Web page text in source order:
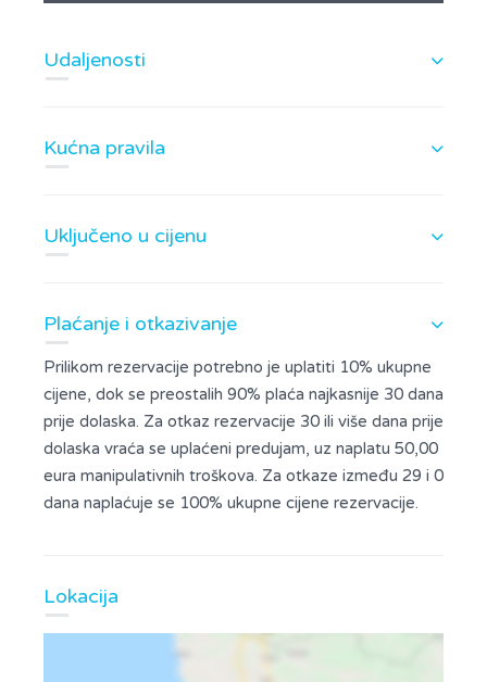
Udaljenosti
Kućna pravila
Uključeno u cijenu
Plaćanje i otkazivanje
Prilikom rezervacije potrebno je uplatiti 10% ukupne
cijene, dok se preostalih 90% plaća najkasnije 30 dana
prije dolaska. Za otkaz rezervacije 30 ili više dana prije
dolaska vraća se uplaćeni predujam, uz naplatu 50,00
eura manipulativnih troškova. Za otkaze između 29 i 0
dana naplaćuje se 100% ukupne cijene rezervacije.
Lokacija